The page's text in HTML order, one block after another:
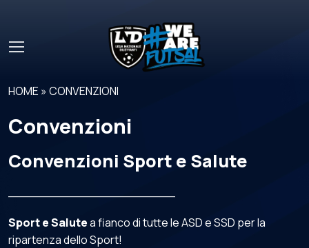
HOME »CONVENZIONI
Convenzioni
Convenzioni Sport e Salute
Sport e Salutea fianco di tutte le ASD e SSD per la
ripartenza dello Sport!